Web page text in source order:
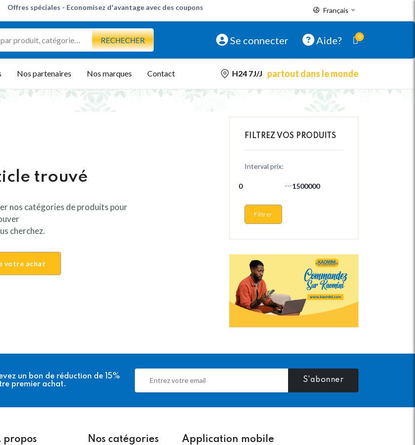
Offres spéciales - Économisez d'avantage avec des coupons
aujourd'hui
Obtenez des appareils exceptionnels jusqu'à 50 % de
réduction
Français
RECHECHER Se connecter Aide? 0
Nos partenaires Nos marques Contact H24 7J/J partout dans le monde
trouvé
nos catégories de produits pour
cherchez.
votre achat
FILTREZ VOS PRODUITS
Interval prix:
---
Filtrer
un bon de réduction de 15%
premier achat.
S'abonner
propos Nos catégories Application mobile